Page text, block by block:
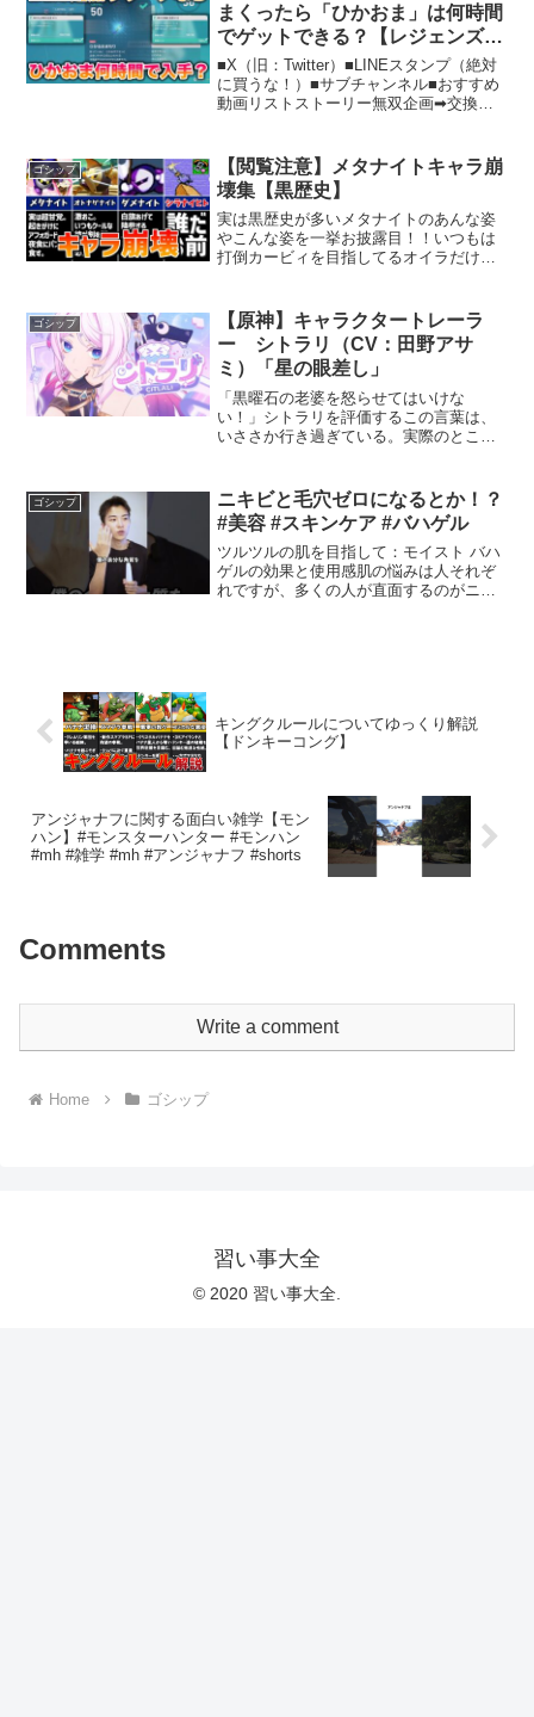
まくったら「ひかおま」は何時間
でゲットできる？【レジェンズ
ZA】
■X（旧：Twitter）■LINEスタンプ（絶対
に買うな！）■サブチャンネル■おすすめ
動画リストストーリー無双企画➡︎交換企
お守り（ヒカオマ）の入手...
ゴシップ
【閲覧注意】メタナイトキャラ崩
壊集【黒歴史】
実は黒歴史が多いメタナイトのあんな姿
やこんな姿を一挙お披露目！！いつもは
打倒カービィを目指してるオイラだけ
テモテの仮面ヤロウをコテンパンにつる
し上げるぞ！！！……別にバ...
ゴシップ
【原神】キャラクタートレーラ
ー シトラリ（CV：田野アサ
ミ）「星の眼差し」
「黒曜石の老婆を怒らせてはいけな
い！」シトラリを評価するこの言葉は、
いささか行き過ぎている。実際のところ
めに、星の目を誤魔化そうとするのはや
めたほうがいいだろう。ーーー...
ゴシップ
ニキビと毛穴ゼロになるとか！？
#美容 #スキンケア #バハゲル
ツルツルの肌を目指して：モイスト バハ
ゲルの効果と使用感肌の悩みは人それぞ
れですが、多くの人が直面するのがニキ
キングクルールについてゆっくり解説
【ドンキーコング】
アンジャナフに関する面白い雑学【モン
ハン】#モンスターハンター #モンハン
#mh #雑学 #mh #アンジャナフ #shorts
Comments
Write a comment
Home ゴシップ
習い事大全
© 2020 習い事大全.